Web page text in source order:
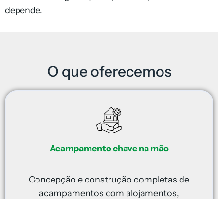
depende.
O que oferecemos
Acampamento chave na mão
Concepção e construção completas de
acampamentos com alojamentos,